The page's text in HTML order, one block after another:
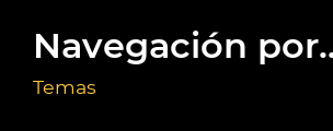
Navegación
Temas